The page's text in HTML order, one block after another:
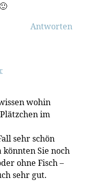
Antworten
wohin
im
sehr schön
Sie noch
ohne Fisch –
sehr gut.